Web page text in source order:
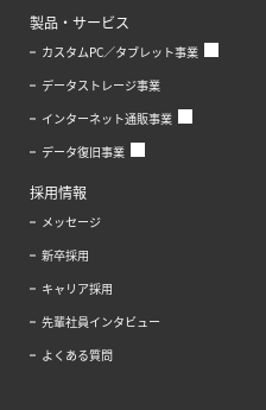
製品・サービス
カスタムPC／タブレット事業
データストレージ事業
インターネット通販事業
データ復旧事業
採用情報
メッセージ
新卒採用
キャリア採用
先輩社員インタビュー
よくある質問